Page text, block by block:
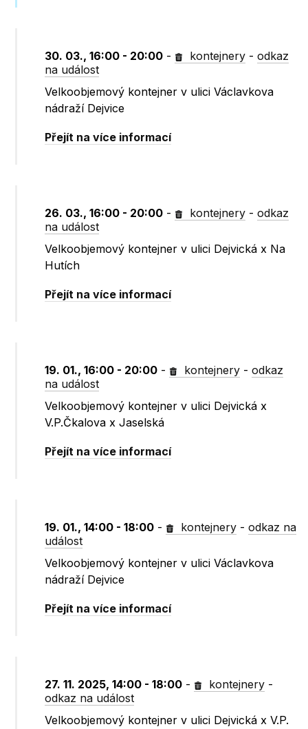
30. 03., 16:00 - 20:00 - kontejnery -odkaz
na událost
Velkoobjemový kontejner v ulici Václavkova
nádraží Dejvice
Přejít na více informací
26. 03., 16:00 - 20:00 - kontejnery -odkaz
na událost
Velkoobjemový kontejner v ulici Dejvická x Na
Hutích
Přejít na více informací
19. 01., 16:00 - 20:00 - kontejnery -odkaz
na událost
Velkoobjemový kontejner v ulici Dejvická x
V.P.Čkalova x Jaselská
Přejít na více informací
19. 01., 14:00 - 18:00 - kontejnery -odkaz na
událost
Velkoobjemový kontejner v ulici Václavkova
nádraží Dejvice
Přejít na více informací
27. 11. 2025, 14:00 - 18:00 - kontejnery -
odkaz na událost
Velkoobjemový kontejner v ulici Dejvická x V.P.